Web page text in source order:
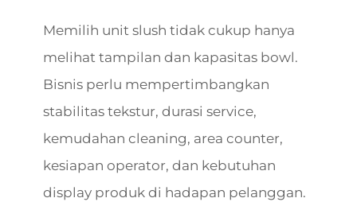
Memilih unit slush tidak cukup hanya
melihat tampilan dan kapasitas bowl.
Bisnis perlu mempertimbangkan
stabilitas tekstur, durasi service,
kemudahan cleaning, area counter,
kesiapan operator, dan kebutuhan
display produk di hadapan pelanggan.